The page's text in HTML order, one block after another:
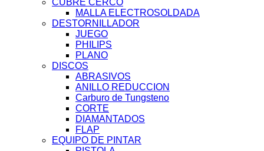
CUBRE CERCO
MALLA ELECTROSOLDADA
DESTORNILLADOR
JUEGO
PHILIPS
PLANO
DISCOS
ABRASIVOS
ANILLO REDUCCION
Carburo de Tungsteno
CORTE
DIAMANTADOS
FLAP
EQUIPO DE PINTAR